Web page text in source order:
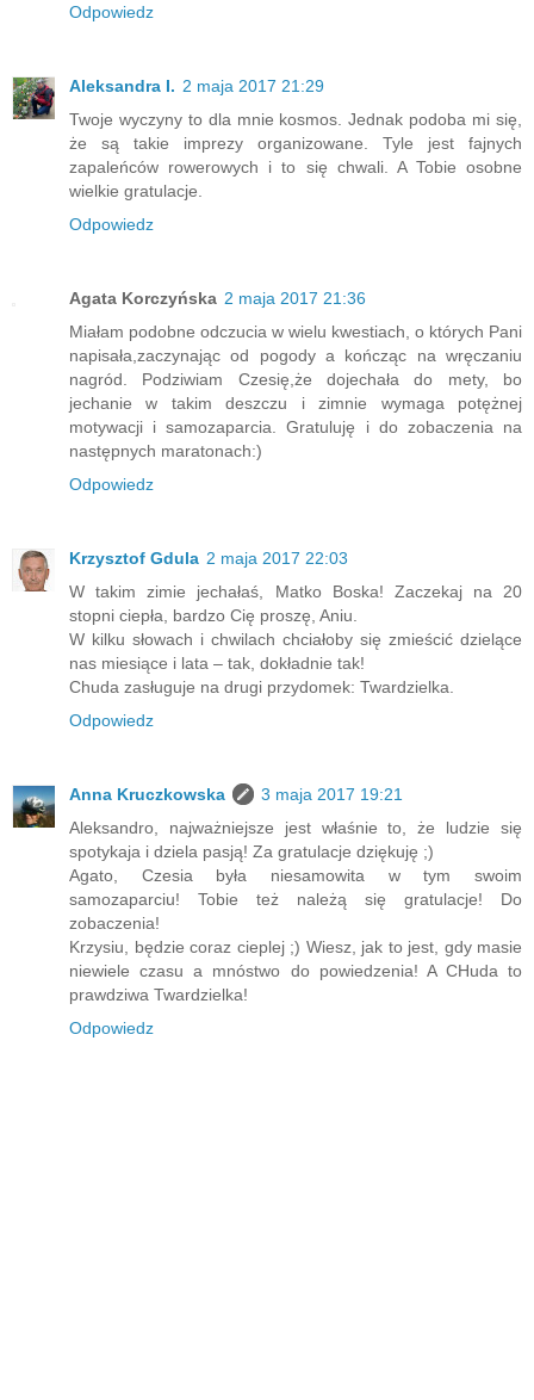
Odpowiedz
Aleksandra I. 2 maja 2017 21:29
Twoje wyczyny to dla mnie kosmos. Jednak podoba mi się,
że są takie imprezy organizowane. Tyle jest fajnych
zapaleńców rowerowych i to się chwali. A Tobie osobne
wielkie gratulacje.
Odpowiedz
Agata Korczyńska 2 maja 2017 21:36
Miałam podobne odczucia w wielu kwestiach, o których Pani
napisała,zaczynając od pogody a kończąc na wręczaniu
nagród. Podziwiam Czesię,że dojechała do mety, bo
jechanie w takim deszczu i zimnie wymaga potężnej
motywacji i samozaparcia. Gratuluję i do zobaczenia na
następnych maratonach:)
Odpowiedz
Krzysztof Gdula 2 maja 2017 22:03
W takim zimie jechałaś, Matko Boska! Zaczekaj na 20
stopni ciepła, bardzo Cię proszę, Aniu.
W kilku słowach i chwilach chciałoby się zmieścić dzielące
nas miesiące i lata – tak, dokładnie tak!
Chuda zasługuje na drugi przydomek: Twardzielka.
Odpowiedz
Anna Kruczkowska
3 maja 2017 19:21
Aleksandro, najważniejsze jest właśnie to, że ludzie się
spotykaja i dziela pasją! Za gratulacje dziękuję ;)
Agato, Czesia była niesamowita w tym swoim
samozaparciu! Tobie też należą się gratulacje! Do
zobaczenia!
Krzysiu, będzie coraz cieplej ;) Wiesz, jak to jest, gdy masie
niewiele czasu a mnóstwo do powiedzenia! A CHuda to
prawdziwa Twardzielka!
Odpowiedz